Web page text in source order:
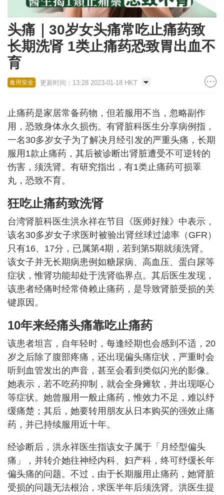
头痛｜30岁女头痛常吃止痛药致
长期洗肾 1类止痛药恐致胃出血不
育
食用安全 更新时间：13:28 2023-01-18 HKT
止痛药是家居常备药物，但若服用不当，忽略副作
用，恐致身体永久损伤。有肾脏科医生分享病例指，
一名30多岁女子为了解决月经引发的严重头痛，长期
服用1款止痛药，其后被诊断出肾脏遭受不可逆转的
伤害，须洗肾。有研究指出，有1类止痛药可损睪
丸，恐致不育。
狂吃止痛药致洗肾
台湾肾脏科医生洪永祥在节目《医师好辣》中表示，
该名30多岁女子求医时被验出肾丝球过滤率（GFR）
只有16、17分，已属第4期，若到第5期就须洗肾。
该女子并无长期病患例如糖尿病、高血压、蛋白尿等
症状，惟肾功能却处于洗肾临界点。其后医生发现，
该患者经痛时经常倚赖止痛药，是导致肾脏受损的关
键原因。
10年来经痛头痛靠吃止痛药
该患者坦言，自年轻时，每逢经期也会感到不适，20
岁之后除了腹部疼痛，还出现偏头痛症状，严重时会
听到血管发出的声音，甚至会看到类似闪光的影像。
她表示，若不吃药抑制，就会全身瘫软，并出现呕心
等症状。她曾服用一般止痛药，惟效力不足，难以纾
缓痛楚；其后，她要转用朋友从日本购买的强效止痛
药，并已持续服用近十年。
经诊断后，洪永祥医生指该女子属于「月经型偏头
痛」，并转介她往神经内科、妇产科，终可纾缓长年
偏头痛的问题。不过，由于长期服用止痛药，她肾脏
受损的问题无法根治，求医半年后须洗肾。洪医生提